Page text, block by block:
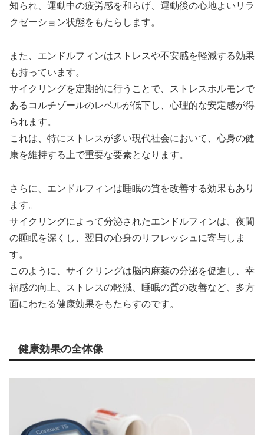
知られ、運動中の疲労感を和らげ、運動後の心地よいリラ
クゼーション状態をもたらします。
また、エンドルフィンはストレスや不安感を軽減する効果
も持っています。
サイクリングを定期的に行うことで、ストレスホルモンで
あるコルチゾールのレベルが低下し、心理的な安定感が得
られます。
これは、特にストレスが多い現代社会において、心身の健
康を維持する上で重要な要素となります。
さらに、エンドルフィンは睡眠の質を改善する効果もあり
ます。
サイクリングによって分泌されたエンドルフィンは、夜間
の睡眠を深くし、翌日の心身のリフレッシュに寄与しま
す。
このように、サイクリングは脳内麻薬の分泌を促進し、幸
福感の向上、ストレスの軽減、睡眠の質の改善など、多方
面にわたる健康効果をもたらすのです。
健康効果の全体像